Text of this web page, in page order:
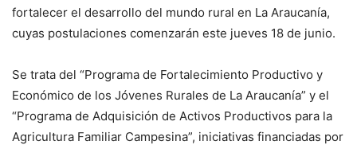
fortalecer el desarrollo del mundo rural en La Araucanía,
cuyas postulaciones comenzarán este jueves 18 de junio.
Se trata del “Programa de Fortalecimiento Productivo y
Económico de los Jóvenes Rurales de La Araucanía” y el
“Programa de Adquisición de Activos Productivos para la
Agricultura Familiar Campesina”, iniciativas financiadas por